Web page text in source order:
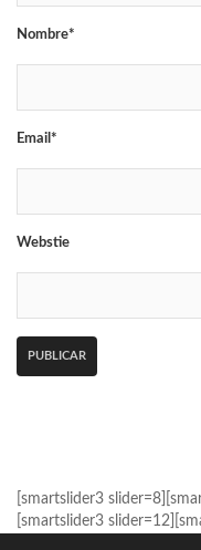
Nombre*
Email*
Webstie
[smartslider3
[smartslider3